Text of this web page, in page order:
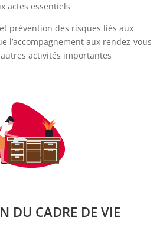
actes essentiels
prévention des risques liés aux
l’accompagnement aux rendez-vous
activités importantes
DU CADRE DE VIE